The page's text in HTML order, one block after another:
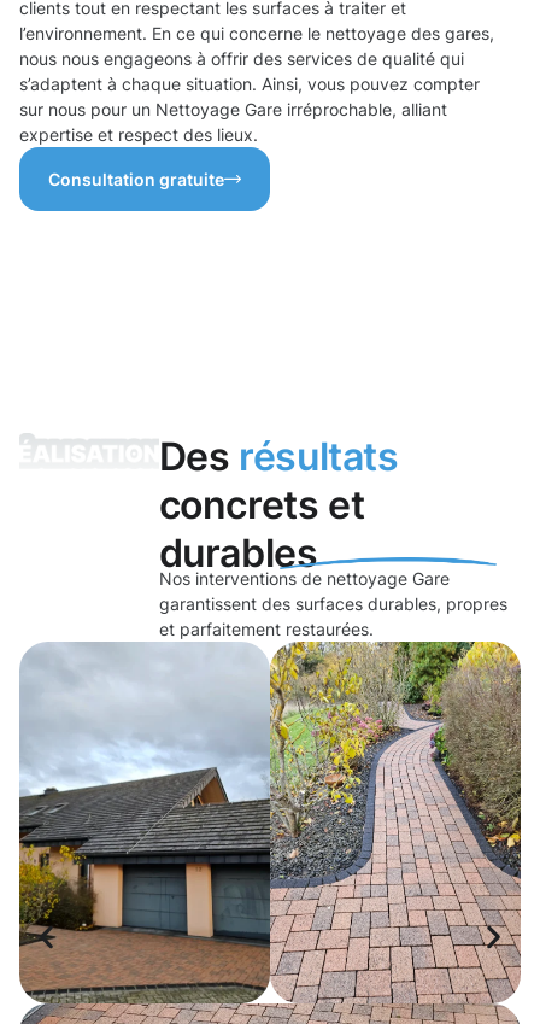
clients tout en respectant les surfaces à traiter et
l’environnement. En ce qui concerne le nettoyage des gares,
nous nous engageons à offrir des services de qualité qui
s’adaptent à chaque situation. Ainsi, vous pouvez compter
sur nous pour un Nettoyage Gare irréprochable, alliant
expertise et respect des lieux.
Consultation gratuite
Des résultats
concrets et
durables
Nos interventions de nettoyage Gare
garantissent des surfaces durables, propres
et parfaitement restaurées.